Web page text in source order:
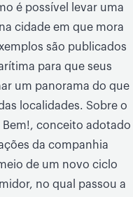
é possível levar uma
cidade em que mora
são publicados
para que seus
um panorama do que
localidades. Sobre o
Bem!, conceito adotado
da companhia
de um novo ciclo
no qual passou a